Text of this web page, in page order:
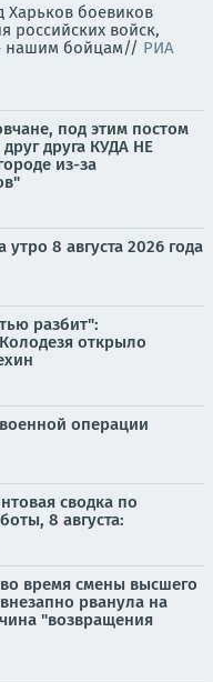
Харьков боевиков
российских войск,
нашим бойцам// РИА
под этим постом
друга КУДА НЕ
из-за
8 августа 2026 года
разбит":
открыло
операции
сводка по
8 августа:
время смены высшего
рванула на
"возвращения